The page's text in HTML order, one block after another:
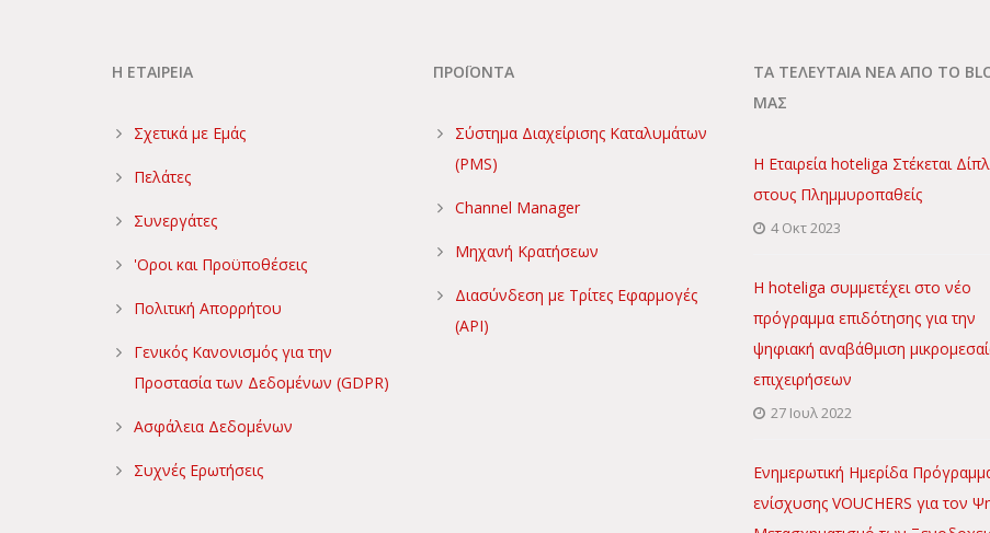
Η ΕΤΑΙΡΕΙΑ
Σχετικά με Εμάς
Πελάτες
Συνεργάτες
'Οροι και Προϋποθέσεις
Πολιτική Απορρήτου
Γενικός Κανονισμός για την
Προστασία των Δεδομένων (GDPR)
Ασφάλεια Δεδομένων
Συχνές Ερωτήσεις
ΠΡΟΪΟΝΤΑ
Σύστημα Διαχείρισης Καταλυμάτων
(PMS)
Channel Manager
Μηχανή Κρατήσεων
Διασύνδεση με Τρίτες Εφαρμογές
(API)
ΤΑ ΤΕΛΕΥΤΑΙΑ ΝΕΑ ΑΠΟ ΤΟ
ΜΑΣ
Η Εταιρεία hoteliga Στέκεται
στους Πλημμυροπαθείς
4 Οκτ 2023
Η hoteliga συμμετέχει στο νέο
πρόγραμμα επιδότησης για την
ψηφιακή αναβάθμιση
επιχειρήσεων
27 Ιουλ 2022
Ενημερωτική Ημερίδα
ενίσχυσης VOUCHERS για τον